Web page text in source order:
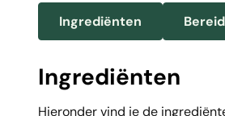
Ingrediënten
Ingrediënten
Hieronder vind je de